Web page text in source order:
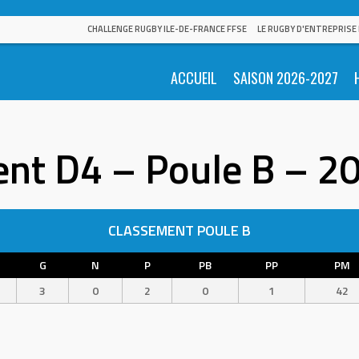
CHALLENGE RUGBY ILE-DE-FRANCE FFSE LE RUGBY
ACCUEIL SAISON 2026-2027
D4 – Poule B –
CLASSEMENT POULE B
G N P PB PP PM
3 0 2 0 1 42